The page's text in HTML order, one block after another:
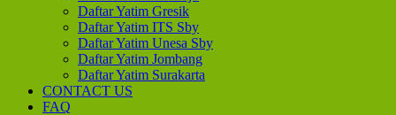
Daftar Yatim Gresik
Daftar Yatim ITS Sby
Daftar Yatim Unesa Sby
Daftar Yatim Jombang
Daftar Yatim Surakarta
CONTACT US
FAQ